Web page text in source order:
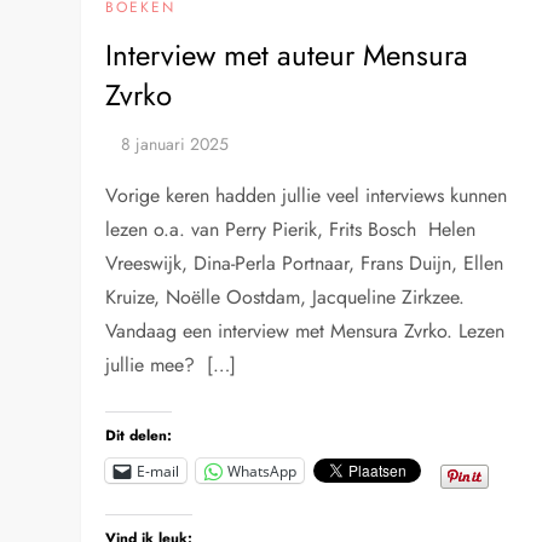
BOEKEN
Interview met auteur Mensura
Zvrko
Vorige keren hadden jullie veel interviews kunnen
lezen o.a. van Perry Pierik, Frits Bosch Helen
Vreeswijk, Dina-Perla Portnaar, Frans Duijn, Ellen
Kruize, Noëlle Oostdam, Jacqueline Zirkzee.
Vandaag een interview met Mensura Zvrko. Lezen
jullie mee? […]
Dit delen:
E-mail WhatsApp